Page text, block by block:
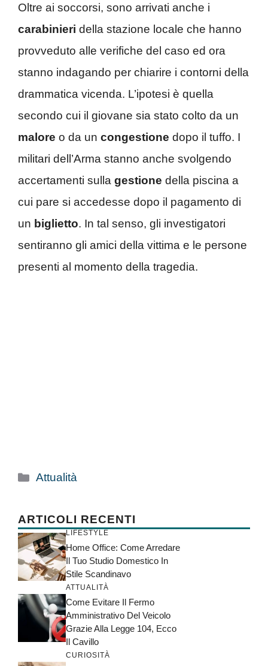
Oltre ai soccorsi, sono arrivati anche i
carabinieri della stazione locale che hanno
provveduto alle verifiche del caso ed ora
stanno indagando per chiarire i contorni della
drammatica vicenda. L’ipotesi è quella
secondo cui il giovane sia stato colto da un
malore o da un congestione dopo il tuffo. I
militari dell’Arma stanno anche svolgendo
accertamenti sulla gestione della piscina a
cui pare si accedesse dopo il pagamento di
un biglietto. In tal senso, gli investigatori
sentiranno gli amici della vittima e le persone
presenti al momento della tragedia.
Categorie
Attualità
ARTICOLI RECENTI
LIFESTYLE
Home Office: Come Arredare
Il Tuo Studio Domestico In
Stile Scandinavo
ATTUALITÀ
Come Evitare Il Fermo
Amministrativo Del Veicolo
Grazie Alla Legge 104, Ecco
Il Cavillo
CURIOSITÀ